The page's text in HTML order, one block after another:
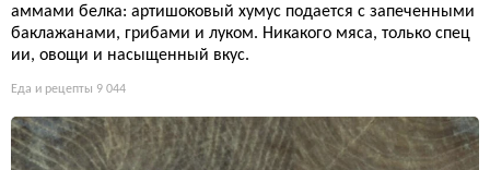
аммами белка: артишоковый хумус подается с запеченными
баклажанами, грибами и луком. Никакого мяса, только спец
ии, овощи и насыщенный вкус.
Еда и рецепты 9 044